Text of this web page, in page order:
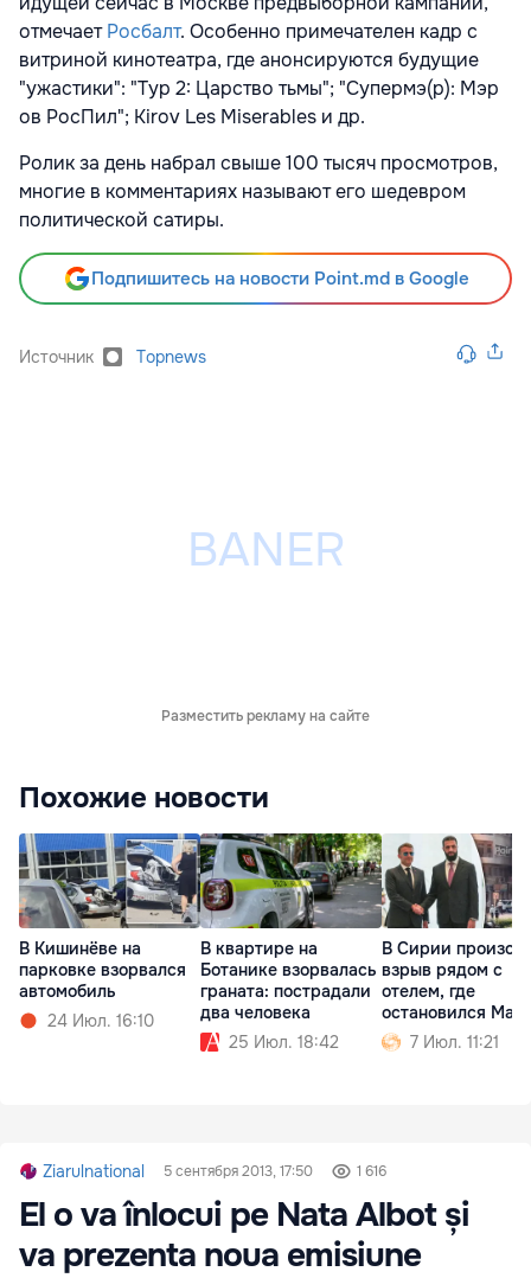
отмечаетРосбалт. Особенно примечателен кадр с
витриной кинотеатра, где анонсируются будущие
"ужастики": "Тур 2: Царство тьмы"; "Супермэ(р): Мэр
ов РосПил"; Kirov Les Miserables и др.
Ролик за день набрал свыше 100 тысяч просмотров,
многие в комментариях называют его шедевром
политической сатиры.
Подпишитесь на новости Point.md в Google
Источник Topnews
Разместить рекламу на сайте
Похожие новости
В Кишинёве на
парковке взорвался
автомобиль
24 Июл. 16:10
В квартире на
Ботанике взорвалась
граната: пострадали
два человека
25 Июл. 18:42
В Сирии
взрыв рядом с
отелем, где
остановился
7 Июл. 11:21
Ziarulnational 5 сентября 2013, 17:50 1 616
El o va înlocui pe Nata Albot și
va prezenta noua emisiune